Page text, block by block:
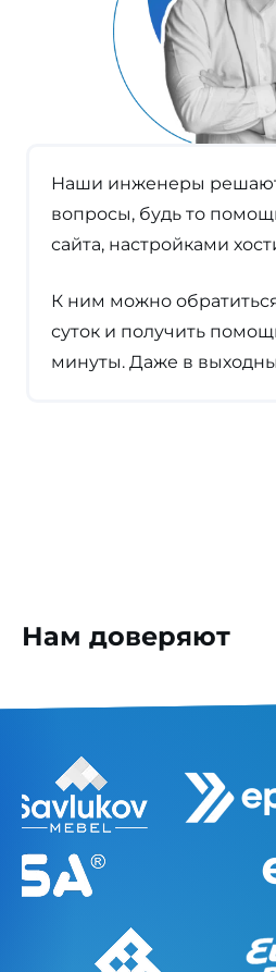
Наши инженеры
вопросы, будь то
сайта, настройками
К ним можно
суток и получить
минуты. Даже в
Нам доверяют